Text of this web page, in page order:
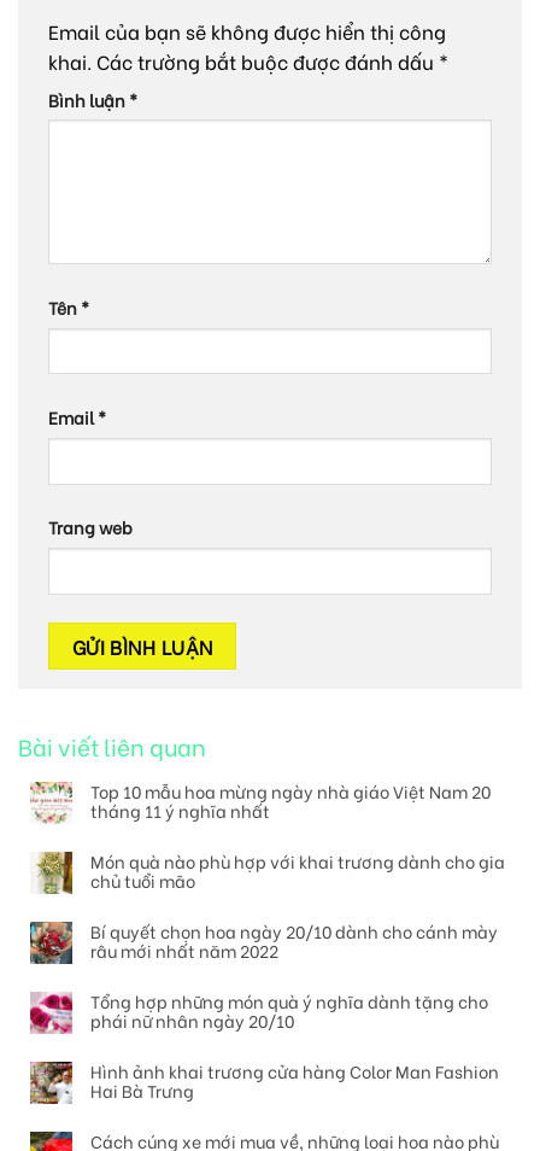
Email của bạn sẽ không được hiển thị công
khai. Các trường bắt buộc được đánh dấu *
Bình luận*
Tên*
Email*
Trang web
Bài viết liên quan
Top 10 mẫu hoa mừng ngày nhà giáo Việt Nam 20
tháng 11 ý nghĩa nhất
Món quà nào phù hợp với khai trương dành cho gia
chủ tuổi mão
Bí quyết chọn hoa ngày 20/10 dành cho cánh mày
râu mới nhất năm 2022
Tổng hợp những món quà ý nghĩa dành tặng cho
phái nữ nhân ngày 20/10
Hình ảnh khai trương cửa hàng Color Man Fashion
Hai Bà Trưng
Cách cúng xe mới mua về, những loại hoa nào phù